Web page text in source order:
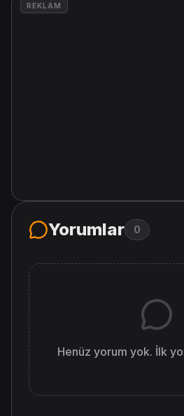
REKLAM
Yorumlar 0
Henüz yorum yok. İlk